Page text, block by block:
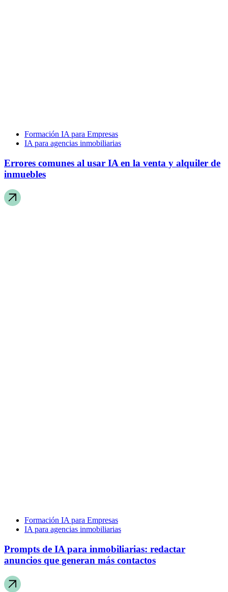
Formación IA para Empresas
IA para agencias inmobiliarias
Errores comunes al usar IA en la venta y alquiler de
inmuebles
Formación IA para Empresas
IA para agencias inmobiliarias
Prompts de IA para inmobiliarias: redactar
anuncios que generan más contactos